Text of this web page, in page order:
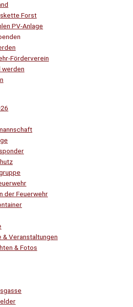
Forst
PV-Anlage
Förderverein
werden
der Feuerwehr
& Veranstaltungen
& Fotos